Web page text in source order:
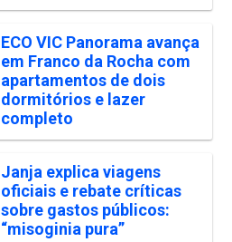
ECO VIC Panorama avança
em Franco da Rocha com
apartamentos de dois
dormitórios e lazer
completo
Janja explica viagens
oficiais e rebate críticas
sobre gastos públicos:
“misoginia pura”